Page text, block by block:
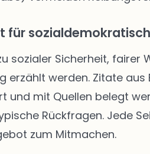
für
sozialer Sicherheit, fairer
erzählt werden. Zitate
und mit Quellen belegt
Rückfragen. Jede
zum Mitmachen.